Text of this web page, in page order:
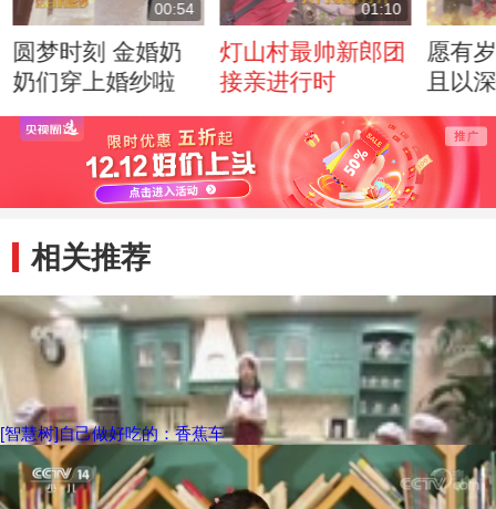
00:54
圆梦时刻 金婚奶
奶们穿上婚纱啦
01:10
灯山村最帅新郎团
接亲进行时
愿有
且以
相关推荐
[智慧树]自己做好吃的：香蕉车